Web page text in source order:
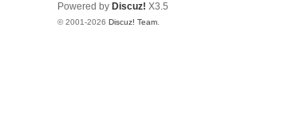
Powered by Discuz! X3.5
© 2001-2026 Discuz! Team